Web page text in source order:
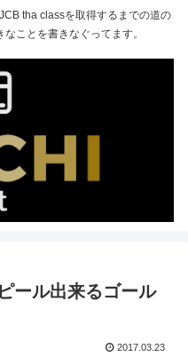
tha classを取得するまでの道の
ことを書きなぐってます。
ール出来るゴール
2017.03.23